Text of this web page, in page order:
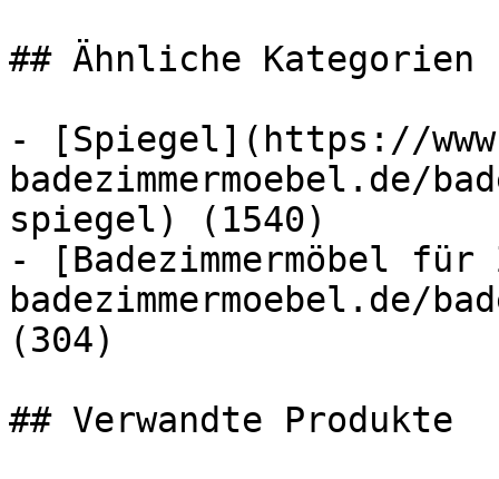
## Ähnliche Kategorien
- [Spiegel](https://
badezimmermoebel.de/
spiegel) (1540)
- [Badezimmermöbel
badezimmermoebel.de/
(304)
## Verwandte Produkte